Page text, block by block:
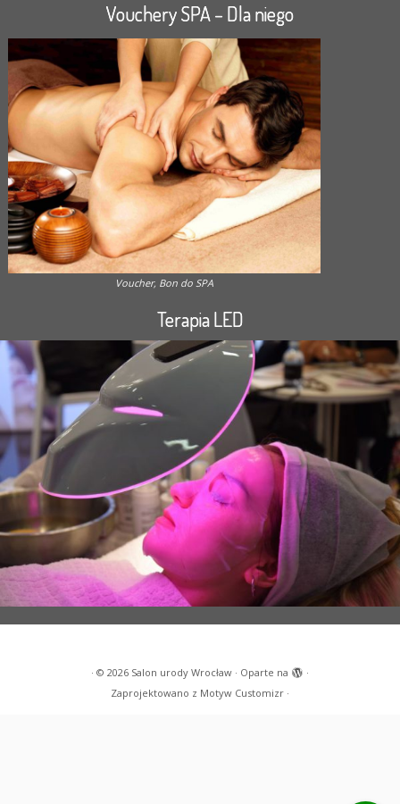
Vouchery SPA – Dla niego
Voucher, Bon do SPA
Terapia LED
· © 2026 Salon urody Wrocław · Oparte na
·
Zaprojektowano z Motyw Customizr ·